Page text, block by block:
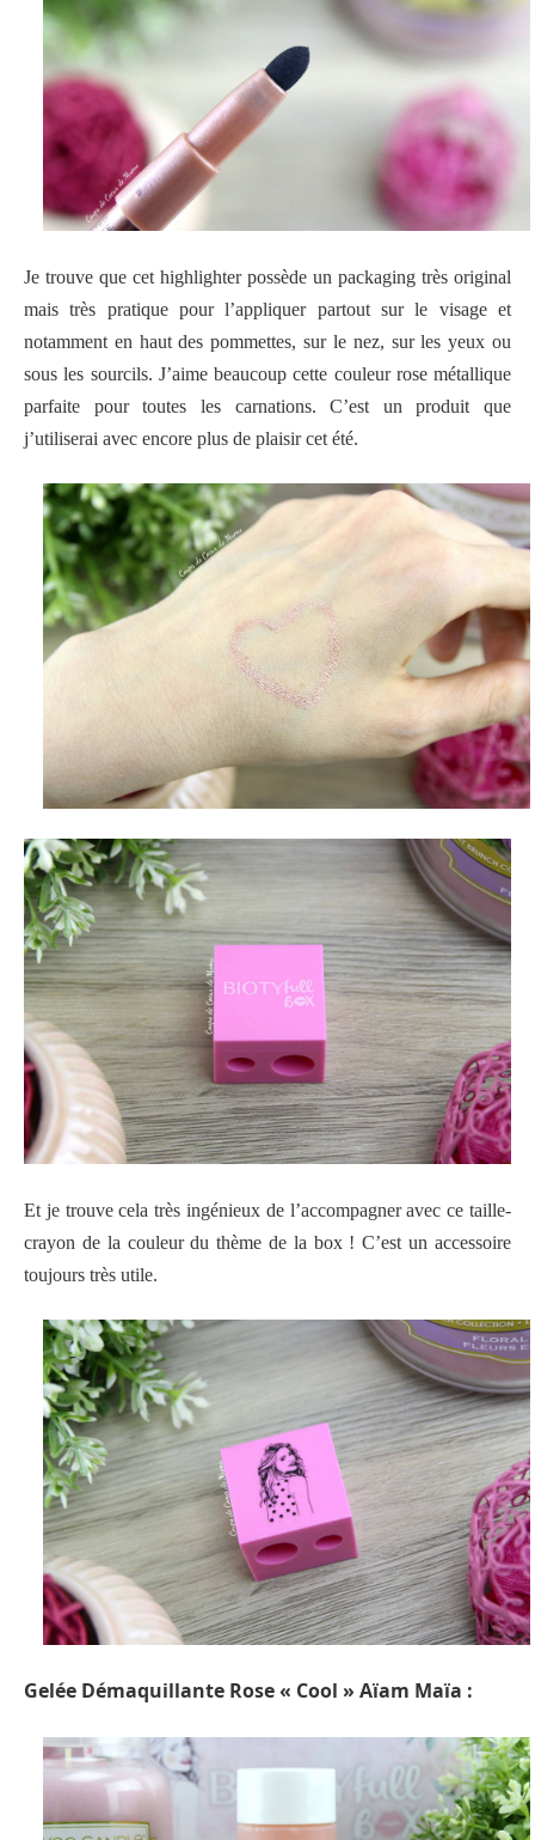
Je trouve que cet highlighter possède un packaging très original
mais très pratique pour l’appliquer partout sur le visage et
notamment en haut des pommettes, sur le nez, sur les yeux ou
sous les sourcils. J’aime beaucoup cette couleur rose métallique
parfaite pour toutes les carnations. C’est un produit que
j’utiliserai avec encore plus de plaisir cet été.
Et je trouve cela très ingénieux de l’accompagner avec ce taille-
crayon de la couleur du thème de la box ! C’est un accessoire
toujours très utile.
Gelée Démaquillante Rose « Cool » Aïam Maïa :